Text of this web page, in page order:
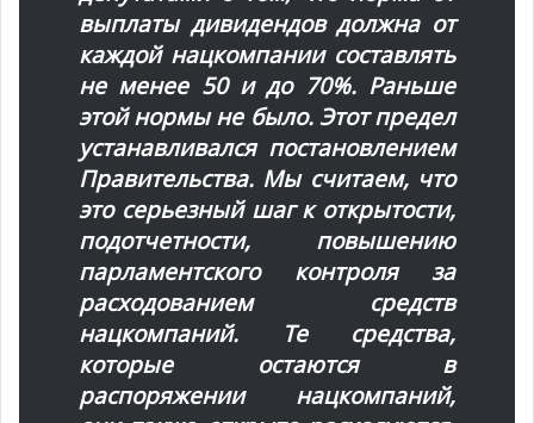
выплаты дивидендов должна от
каждой нацкомпании составлять
не менее 50 и до 70%. Раньше
этой нормы не было. Этот предел
устанавливался постановлением
Правительства. Мы считаем, что
это серьезный шаг к открытости,
подотчетности, повышению
парламентского контроля за
расходованием средств
нацкомпаний. Те средства,
которые остаются в
распоряжении нацкомпаний,